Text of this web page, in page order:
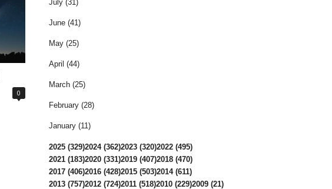
0
July (31)
June (41)
May (25)
April (44)
March (25)
February (28)
January (11)
2025 (329)2024 (362)2023 (320)2022 (495)
2021 (183)2020 (331)2019 (407)2018 (470)
2017 (406)2016 (428)2015 (503)2014 (611)
2013 (757)2012 (724)2011 (518)2010 (229)2009 (21)